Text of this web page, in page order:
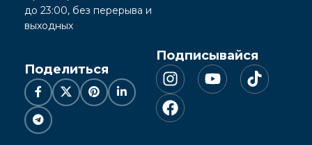
до 23:00, без перерыва и
выходных
Поделиться
Подписывайся